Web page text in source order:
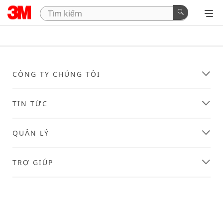
CÔNG TY CHÚNG TÔI
TIN TỨC
QUẢN LÝ
TRỢ GIÚP